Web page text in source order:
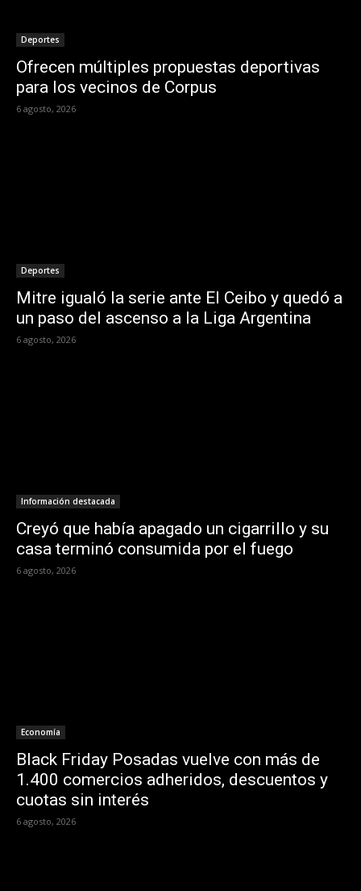
Deportes
Ofrecen múltiples propuestas deportivas
para los vecinos de Corpus
6 agosto, 2026
Deportes
Mitre igualó la serie ante El Ceibo y quedó a
un paso del ascenso a la Liga Argentina
6 agosto, 2026
Información destacada
Creyó que había apagado un cigarrillo y su
casa terminó consumida por el fuego
6 agosto, 2026
Economía
Black Friday Posadas vuelve con más de
1.400 comercios adheridos, descuentos y
cuotas sin interés
6 agosto, 2026